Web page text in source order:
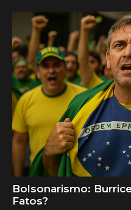
Bolsonarismo:
Fatos?